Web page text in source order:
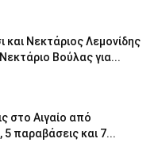
και Νεκτάριος Λεμονίδης
Βούλας για...
στο Αιγαίο από
παραβάσεις και 7...